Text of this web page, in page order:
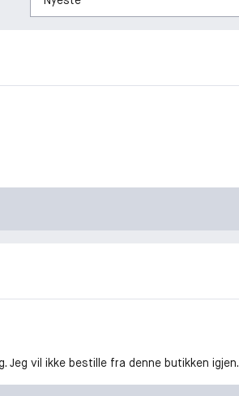
Jeg vil ikke bestille fra denne butikken igjen.